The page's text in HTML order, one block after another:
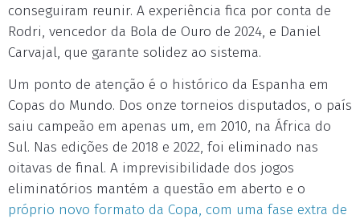
conseguiram reunir. A experiência fica por conta de
Rodri, vencedor da Bola de Ouro de 2024, e Daniel
Carvajal, que garante solidez ao sistema.
Um ponto de atenção é o histórico da Espanha em
Copas do Mundo. Dos onze torneios disputados, o país
saiu campeão em apenas um, em 2010, na África do
Sul. Nas edições de 2018 e 2022, foi eliminado nas
oitavas de final. A imprevisibilidade dos jogos
eliminatórios mantém a questão em aberto e o
próprio novo formato da Copa, com uma fase extra de